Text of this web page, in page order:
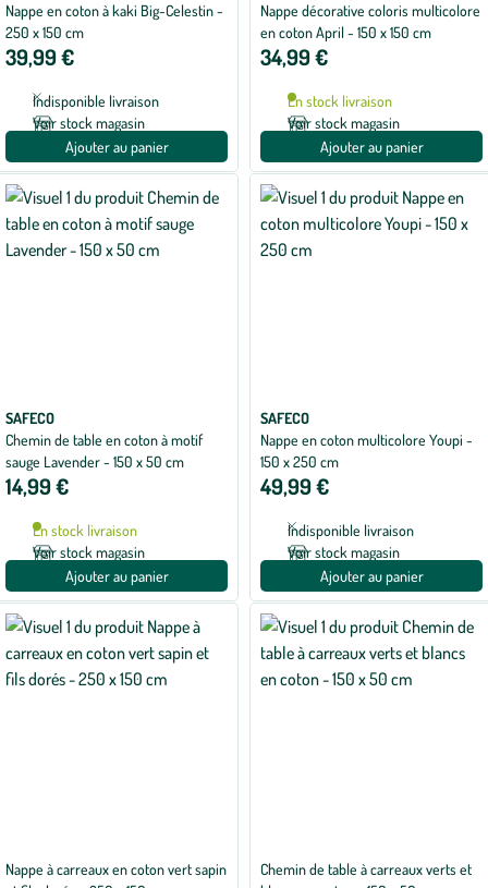
Nappe en coton à kaki Big-Celestin -
250 x 150 cm
39,99 €
Indisponible livraison
Voir stock magasin
Ajouter au panier
Nappe décorative coloris multicolore
en coton April - 150 x 150 cm
34,99 €
En stock livraison
Voir stock magasin
Ajouter au panier
SAFECO
Chemin de table en coton à motif
sauge Lavender - 150 x 50 cm
14,99 €
En stock livraison
Voir stock magasin
Ajouter au panier
SAFECO
Nappe en coton multicolore Youpi -
150 x 250 cm
49,99 €
Indisponible livraison
Voir stock magasin
Ajouter au panier
Nappe à carreaux en coton vert sapin
Chemin de table à carreaux verts et